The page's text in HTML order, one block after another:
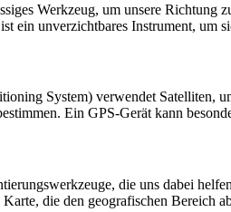
Werkzeug, um unsere Richtung
ein unverzichtbares Instrument, um
System) verwendet Satelliten,
Ein GPS-Gerät kann
die uns dabei
die den geografischen Bereich